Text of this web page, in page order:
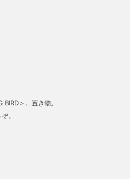
＞。置き物。
。